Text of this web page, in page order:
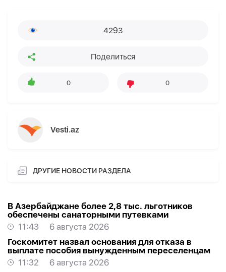
4293
Поделиться
0 0
Vesti.az
ДРУГИЕ НОВОСТИ РАЗДЕЛА
В Азербайджане более 2,8 тыс. льготников
обеспечены санаторными путевками
11:43
6 августа 2026
Госкомитет назвал основания для отказа в
выплате пособия вынужденным переселенцам
11:32
6 августа 2026